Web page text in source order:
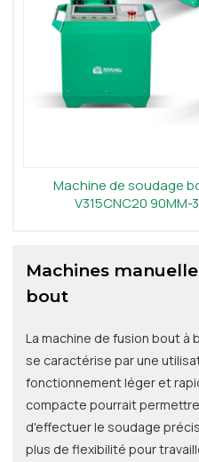
Machine de soudage
V315CNC20 90MM-
Machines
bout
La machine de fusion bout à
se caractérise par une
fonctionnement léger et
compacte pourrait
d'effectuer le soudage
plus de flexibilité pour